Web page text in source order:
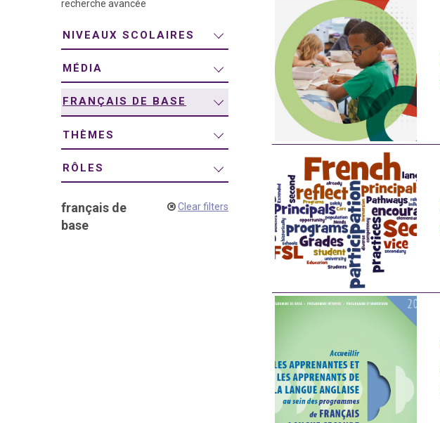
recherche avancée
NIVEAUX SCOLAIRES
MÉDIA
FRANÇAIS DE BASE
THÈMES
RÔLES
français de
base
Clear filters